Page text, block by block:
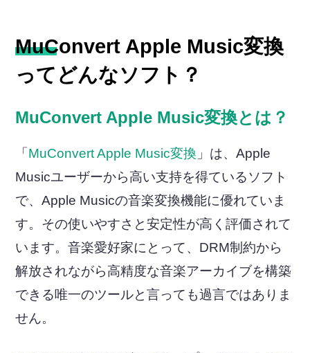
MuConvert Apple Music変換
ってどんなソフト？
MuConvert Apple Music変換とは？
「 MuConvert Apple Music変換 」は、Apple
Musicユーザーから高い支持を得ているソフト
で、Apple Musicの音楽変換機能に優れていま
す。その使いやすさと安定性が高く評価されて
います。音楽愛好家にとって、DRM制約から
解放されながら高精度な音楽アーカイブを構築
できる唯一のツールと言っても過言ではありま
せん。